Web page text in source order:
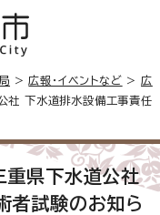
>広報・イベントなど >広
下水道排水設備工事責任
県下水道公社
者試験のお知ら